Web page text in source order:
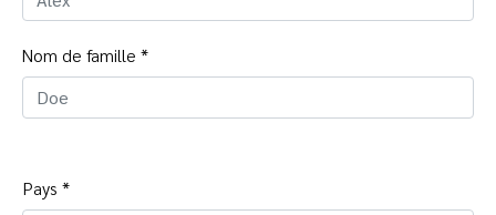
Nom de famille *
Pays *